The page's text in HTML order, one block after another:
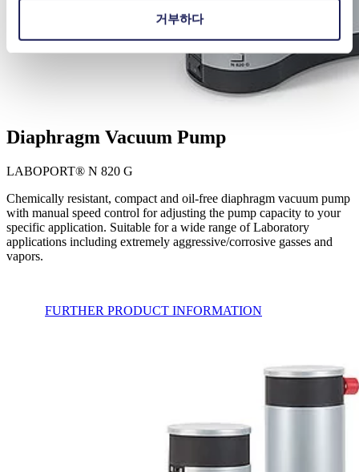
거부하다
Diaphragm Vacuum Pump
LABOPORT® N 820 G
Chemically resistant, compact and oil-free diaphragm vacuum pump
with manual speed control for adjusting the pump capacity to your
specific application. Suitable for a wide range of Laboratory
applications including extremely aggressive/corrosive gasses and
vapors.
FURTHER PRODUCT INFORMATION